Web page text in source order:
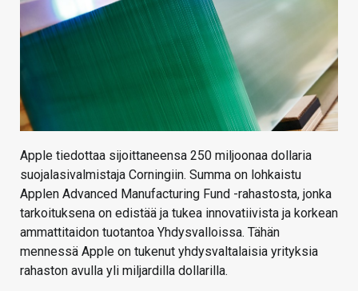
Apple tiedottaa sijoittaneensa 250 miljoonaa dollaria
suojalasivalmistaja Corningiin. Summa on lohkaistu
Applen Advanced Manufacturing Fund -rahastosta, jonka
tarkoituksena on edistää ja tukea innovatiivista ja korkean
ammattitaidon tuotantoa Yhdysvalloissa. Tähän
mennessä Apple on tukenut yhdysvaltalaisia yrityksia
rahaston avulla yli miljardilla dollarilla.